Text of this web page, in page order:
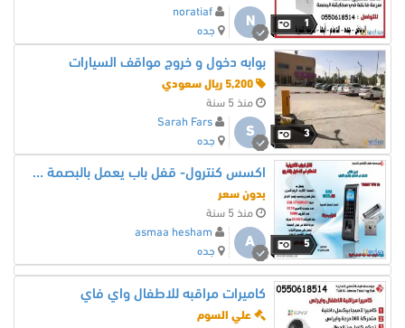
1
N
noratiaf
جده
3
بوابه دخول و خروج مواقف السيارات
منذ 5 سنة
S
Sarah Fars
جده
5
اكسس كنترول- قفل باب يعمل بالبصمة والكارت والرقم السرى
بدون سعر
منذ 5 سنة
A
asmaa hesham
جده
كاميرات مراقبه للاطفال واي فاي
علي السوم